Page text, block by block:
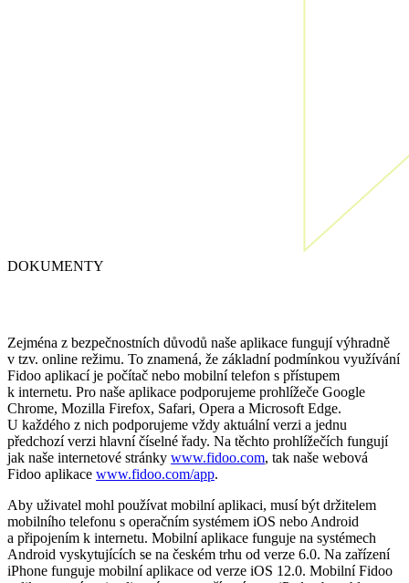
DOKUMENTY
Zejména z bezpečnostních důvodů naše aplikace fungují výhradně
v tzv. online režimu. To znamená, že základní podmínkou využívání
Fidoo aplikací je počítač nebo mobilní telefon s přístupem
k internetu. Pro naše aplikace podporujeme prohlížeče Google
Chrome, Mozilla Firefox, Safari, Opera a Microsoft Edge.
U každého z nich podporujeme vždy aktuální verzi a jednu
předchozí verzi hlavní číselné řady. Na těchto prohlížečích fungují
jak naše internetové stránky www.fidoo.com, tak naše webová
Fidoo aplikace www.fidoo.com/app.
Aby uživatel mohl používat mobilní aplikaci, musí být držitelem
mobilního telefonu s operačním systémem iOS nebo Android
a připojením k internetu. Mobilní aplikace funguje na systémech
Android vyskytujících se na českém trhu od verze 6.0. Na zařízení
iPhone funguje mobilní aplikace od verze iOS 12.0. Mobilní Fidoo